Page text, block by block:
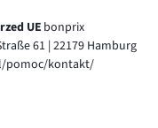
UE bonprix
61 | 22179 Hamburg
pomoc/kontakt/